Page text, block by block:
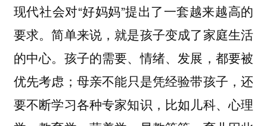
现代社会对“好妈妈”提出了一套越来越高的
要求。简单来说，就是孩子变成了家庭生活
的中心。孩子的需要、情绪、发展，都要被
优先考虑；母亲不能只是凭经验带孩子，还
要不断学习各种专家知识，比如儿科、心理